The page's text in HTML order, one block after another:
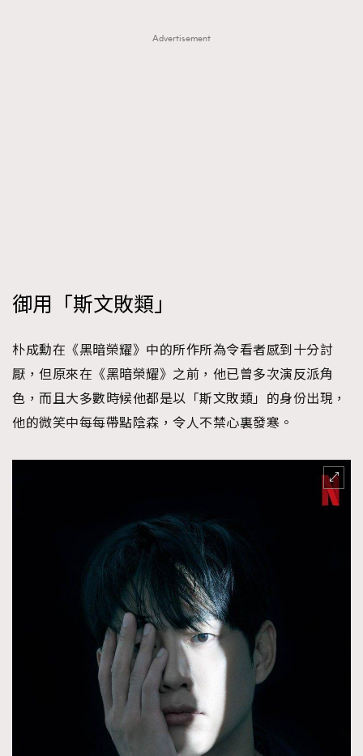
Advertisement
御用「斯文敗類」
朴成勳在《黑暗榮耀》中的所作所為令看者感到十分討
厭，但原來在《黑暗榮耀》之前，他已曾多次演反派角
色，而且大多數時候他都是以「斯文敗類」的身份出現，
他的微笑中每每帶點陰森，令人不禁心裏發寒。